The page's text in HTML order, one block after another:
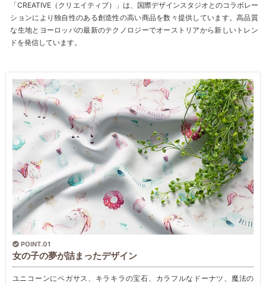
「CREATIVE（クリエイティブ）」は、国際デザインスタジオとのコラボレー
ションにより独自性のある創造性の高い商品を数々提供しています。高品質
な生地とヨーロッパの最新のテクノロジーでオーストリアから新しいトレン
ドを発信しています。
POINT.01
女の子の夢が詰まったデザイン
ユニコーンにペガサス、キラキラの宝石、カラフルなドーナツ、魔法の